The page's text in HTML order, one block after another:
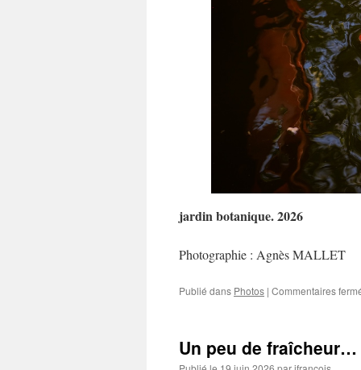
jardin botanique. 2026
Photographie : Agnès MALLET
Publié dans Photos | Commentaires
Un peu de fraîcheur…